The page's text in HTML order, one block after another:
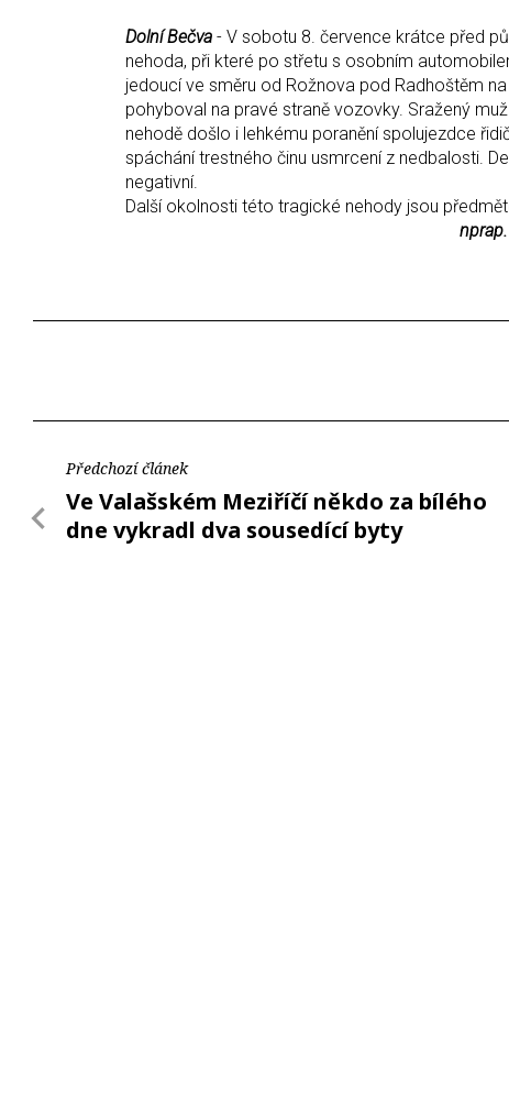
Dolní Bečva - V sobotu 8. července krátce před
nehoda, při které po střetu s osobním
jedoucí ve směru od Rožnova pod Radhoštěm
pohyboval na pravé straně vozovky. Sražený
nehodě došlo i lehkému poranění spolujezdce
spáchání trestného činu usmrcení z nedbalosti.
negativní.
Další okolnosti této tragické nehody jsou
nprap. Petr Jaroš,
Předchozí článek
Ve Valašském Meziříčí někdo za bílého
dne vykradl dva sousedící byty